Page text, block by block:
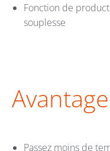
Fonction de
souplesse
Passez moins de